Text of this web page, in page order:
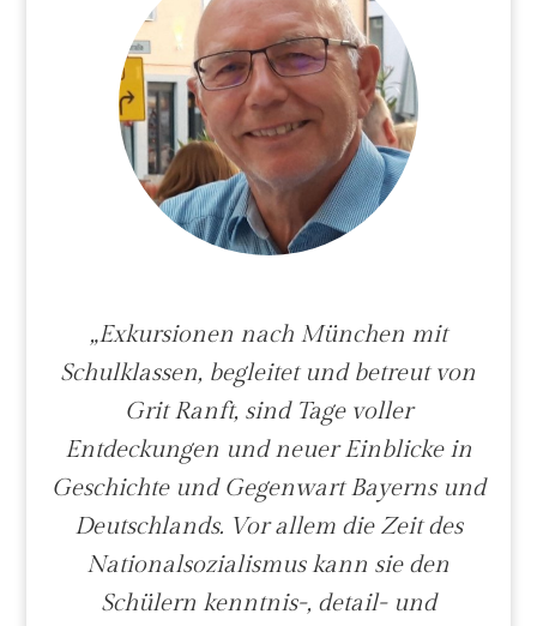
„Exkursionen nach München mit
Schulklassen, begleitet und betreut von
Grit Ranft, sind Tage voller
Entdeckungen und neuer Einblicke in
Geschichte und Gegenwart Bayerns und
Deutschlands. Vor allem die Zeit des
Nationalsozialismus kann sie den
Schülern kenntnis-, detail- und